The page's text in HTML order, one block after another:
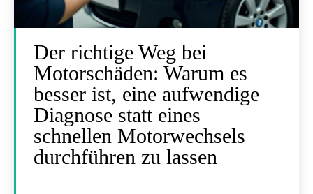
Der richtige Weg bei
Motorschäden: Warum es
besser ist, eine aufwendige
Diagnose statt eines
schnellen Motorwechsels
durchführen zu lassen